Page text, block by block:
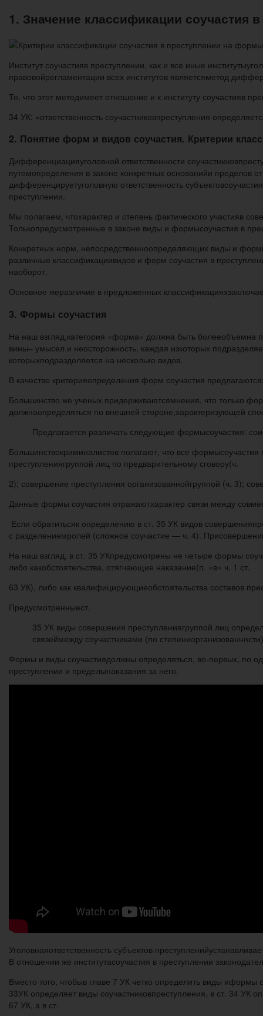
1. Значение классификации
Институт соучастияв преступлении, как и все иные
правовойрегламентации всех институтов являетсяметод
То, что этот методимеет отношение и к институту соучастияв
34 УК: «ответственность соучастниковпреступления
2. Понятие форм и видов соучастия. Критерии
Дифференциацияуголовной ответственности
путемопределения в законе конкретных основанийи пределов
дифференцируетуголовную ответственность
преступлении.
Мы полагаем, чтохарактер и степень фактического участияв
Толькопредусмотренные в законе виды и формысоучастия в
Конкретных норм, непосредственноопределяющих виды и
различные классификациивидов и форм соучастия в
наоборот.
Основное жеразличие в предложенных
3. Формы соучастия
На наш взгляд,категория «форма» должна быть
вины– умысел и неосторожность, каждая изкоторых
которыхподразделяется на несколько видов.
В качестве критерияопределения форм соучастия
Большинство же ученых придерживаютсямнения, что только
должнаопределяться по внешней стороне,характеризующей
Предлагается различать следующие формысоучастия:
Большинствокриминалистов полагают, что все
преступлениягруппой лиц по предварительному сговору(ч.
2); совершение преступления организованнойгруппой (ч. 3);
Данные формы соучастия отражаютхарактер связи между
Если обратитьсяк определению в ст. 35 УК видов
с разделениемролей (сложное соучастие — ч. 4).
На наш взгляд, в ст. 35 УКпредусмотрены не четыре формы
либо какобстоятельства, отягчающие наказание(п. «в» ч. 1 ст.
63 УК), либо как квалифицирующиеобстоятельства составов
Предусмотренныест.
35 УК виды совершения преступлениягруппой лиц
связеймежду соучастниками (по
Формы и виды соучастиядолжны определяться, во-первых, по
преступлении и пределынаказания за него.
Уголовнаяответственность субъектов
В отношении же институтасоучастия в преступлении
Вместо того, чтобыв главе 7 УК четко определить виды иформы
33УК определяет виды соучастниковпреступления, в ст. 34 УК
67 УК, а в ст.